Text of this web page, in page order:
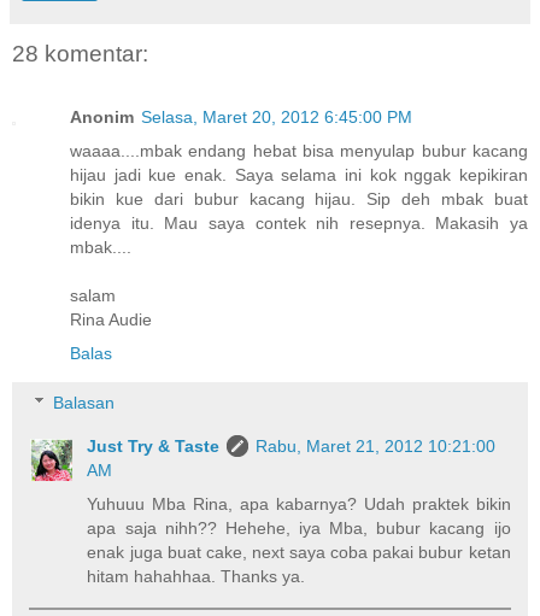
28 komentar:
Anonim Selasa, Maret 20, 2012 6:45:00 PM
waaaa....mbak endang hebat bisa menyulap bubur kacang
hijau jadi kue enak. Saya selama ini kok nggak kepikiran
bikin kue dari bubur kacang hijau. Sip deh mbak buat
idenya itu. Mau saya contek nih resepnya. Makasih ya
mbak....
salam
Rina Audie
Balas
Balasan
Just Try & Taste
Rabu, Maret 21, 2012 10:21:00
AM
Yuhuuu Mba Rina, apa kabarnya? Udah praktek bikin
apa saja nihh?? Hehehe, iya Mba, bubur kacang ijo
enak juga buat cake, next saya coba pakai bubur ketan
hitam hahahhaa. Thanks ya.